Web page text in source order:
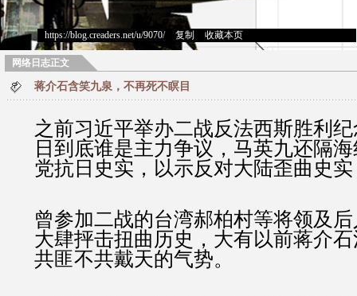
https://blog.creaders.net/u/9070/> 复制 收藏本页
网络日志正文
蒋介石含笑九泉，不再死不瞑目
之前习近平举办二战反法西斯胜利
日到底谁是主力争议，马英九还隔
党抗日史实，以示反对大陆歪曲史
曾参加二战的台湾郝柏村等将领及
大肆抨击扭曲历史，大有以前蒋介
共匪不共戴天的气势。